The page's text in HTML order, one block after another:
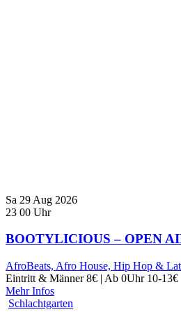
Sa 29 Aug 2026
23 00 Uhr
BOOTYLICIOUS – OPEN
AfroBeats, Afro House, Hip Hop &
Eintritt & Männer 8€ | Ab 0Uhr 10-13€
Mehr Infos
Schlachtgarten